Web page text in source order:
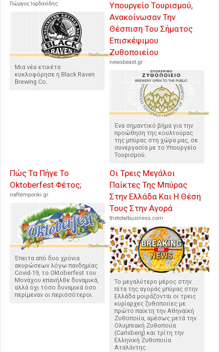
Γιώργος Ιορδανίδης
Μια νέα ετικέτα
κυκλοφόρησε η Black Raven
Brewing Co.
Υπουργείο Τουρισμού,
Ανακοίνωσαν Την
Θέσπιση Του Σήματος
Επισκέψιμου
Ζυθοποιείου
newsbeast.gr
Ένα σημαντικό βήμα για την
προώθηση της κουλτούρας
της μπύρας στη χώρα μας, σε
συνεργασία με το Υπουργείο
Τουρισμού.
Πώς Τα Πήγε Το
Oktoberfest Φέτος;
naftemporiki.gr
Έπειτα από δυο χρόνια
ακυρώσεων λόγω πανδημίας
Covid-19, το Oktoberfest του
Μονάχου επανήλθε δυναμικά,
αλλά όχι τόσο δυναμικά όσο
περίμεναν οι περισσότεροι.
Οι Τρεις Μεγάλοι
Παίκτες Της Μπύρας
Στην Ελλάδα Και Η Θέση
Τους Στην Αγορά
thetotalbusiness.com
Το μεγαλύτερο μέρος στην
πίτα της αγοράς μπύρας στην
Ελλάδα μοιράζονται οι τρεις
κυρίαρχες ζυθοποιίες με
πρώτο παίκτη την Αθηναϊκή
Ζυθοποιία, αμέσως μετά την
Ολυμπιακή Ζυθοποιία
(Carlsberg) και τρίτη την
Ελληνική Ζυθοποιία
Αταλάντης.